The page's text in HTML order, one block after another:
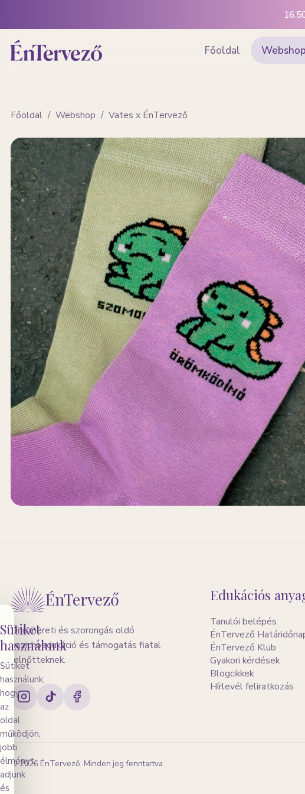
Főoldal Webshop
Főoldal / Webshop / Vates x ÉnTervező
ÉnTervező
Önismereti és szorongás oldó
pszichoedukáció és támogatás fiatal
felnőtteknek.
Edukációs
Tanulói belépés
ÉnTervező
ÉnTervező Klub
Gyakori kérdések
Blogcikkek
Hírlevél feliratkozás
©2026 ÉnTervező. Minden jog fenntartva.
Sütiket
használunk
Sütiket
használunk,
hogy
az
oldal
működjön,
jobb
élményt
adjunk
és